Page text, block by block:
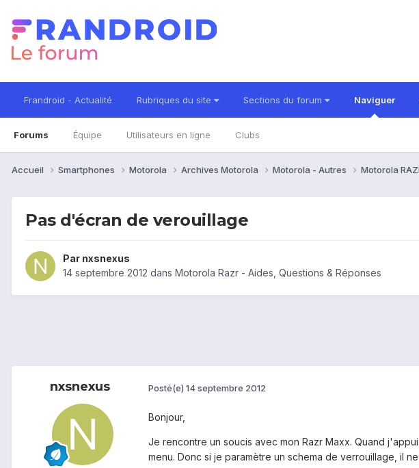
Frandroid - Actualité Rubriques du site Sections du forum Naviguer
Forums Équipe Utilisateurs en ligne Clubs
Accueil Smartphones Motorola Archives Motorola Motorola - Autres Motorola
Pas d'écran de verouillage
Par nxsnexus
14 septembre 2012 dans Motorola Razr - Aides, Questions & Réponses
nxsnexus Posté(e) 14 septembre 2012
Bonjour,
Je rencontre un soucis avec mon Razr Maxx. Quand
menu. Donc si je paramètre un schema de verrouillage, il